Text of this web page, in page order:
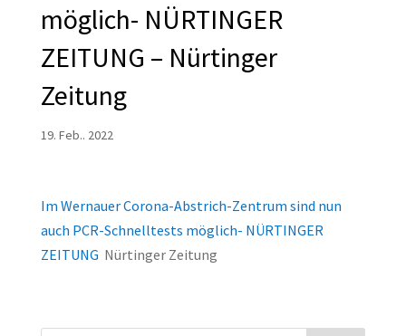
möglich- NÜRTINGER
ZEITUNG – Nürtinger
Zeitung
19. Feb.. 2022
Im Wernauer Corona-Abstrich-Zentrum sind nun
auch PCR-Schnelltests möglich- NÜRTINGER
ZEITUNG Nürtinger Zeitung